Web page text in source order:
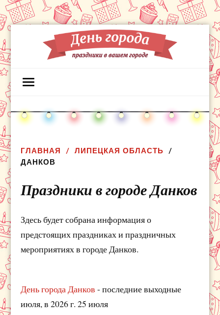
ГЛАВНАЯ
ЛИПЕЦКАЯ ОБЛАСТЬ
ДАНКОВ
Праздники в городе Данков
Здесь будет собрана информация о
предстоящих праздниках и праздничных
мероприятиях в городе Данков.
День города Данков - последние выходные
июля, в 2026 г. 25 июля